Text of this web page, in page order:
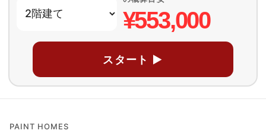
¥553,000
スタート ▶
PAINT HOMES